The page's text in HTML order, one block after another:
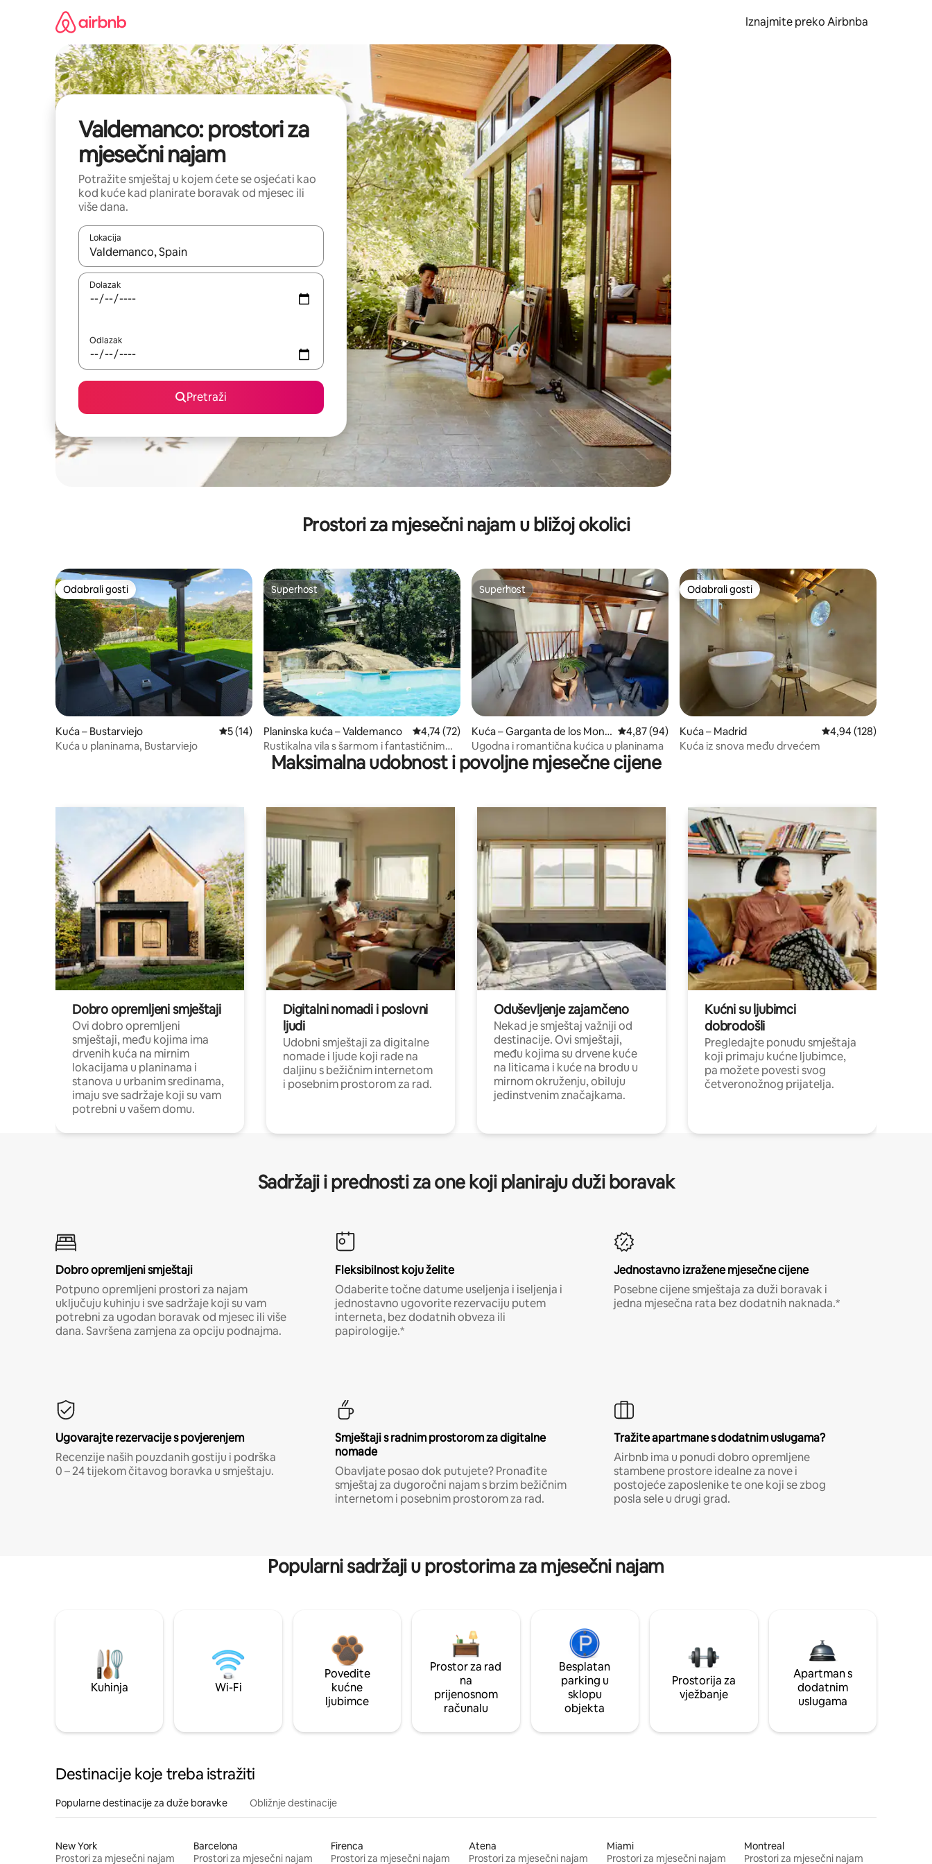
Iznajmite preko Airbnba
Valdemanco: prostori za
mjesečni najam
Potražite smještaj u kojem ćete se osjećati kao
kod kuće kad planirate boravak od mjesec ili
više dana.
Lokacija
Kada budu dostupni rezultati, moći ćete ih pregledati koristeći se strelicama prema gore i prema dolje, kao i dodirom ili prelaskom prstom po zaslonu.
Dolazak
Odlazak
Pretraži
Prostori za mjesečni najam u bližoj okolici
Odabrali gosti
Odabrali gosti
Kuća – Bustarviejo Prosječna ocjena: 5/5, recenzija: 14
5 (14)
Kuća u planinama, Bustarviejo
Superhost
Superhost
Planinska kuća – Valdemanco Prosječna ocjena: 4,74/5, recenzija: 72
4,74 (72)
Rustikalna vila s šarmom i fantastičnim
vrtom
Superhost
Superhost
Kuća – Garganta de los Mont
es
Prosječna ocjena: 4,87/5, recenzija: 94
4,87 (94)
Ugodna i romantična kućica u planinama
Odabrali gosti
Odabrali gosti
Kuća – Madrid Prosječna ocjena:
4,94 (128)
Kuća iz snova među drvećem
Maksimalna udobnost i povoljne mjesečne cijene
Dobro opremljeni smještaji
Ovi dobro opremljeni
smještaji, među kojima ima
drvenih kuća na mirnim
lokacijama u planinama i
stanova u urbanim sredinama,
imaju sve sadržaje koji su vam
potrebni u vašem domu.
Digitalni nomadi i poslovni
ljudi
Udobni smještaji za digitalne
nomade i ljude koji rade na
daljinu s bežičnim internetom
i posebnim prostorom za rad.
Oduševljenje zajamčeno
Nekad je smještaj važniji od
destinacije. Ovi smještaji,
među kojima su drvene kuće
na liticama i kuće na brodu u
mirnom okruženju, obiluju
jedinstvenim značajkama.
Kućni su ljubimci
dobrodošli
Pregledajte ponudu smještaja
koji primaju kućne ljubimce,
pa možete povesti svog
četveronožnog prijatelja.
Sadržaji i prednosti za one koji planiraju duži boravak
Dobro opremljeni smještaji
Potpuno opremljeni prostori za najam
uključuju kuhinju i sve sadržaje koji su vam
potrebni za ugodan boravak od mjesec ili više
dana. Savršena zamjena za opciju podnajma.
Fleksibilnost koju želite
Odaberite točne datume useljenja i iseljenja i
jednostavno ugovorite rezervaciju putem
interneta, bez dodatnih obveza ili
papirologije.*
Jednostavno izražene mjesečne cijene
Posebne cijene smještaja za duži boravak i
jedna mjesečna rata bez dodatnih naknada.*
Ugovarajte rezervacije s povjerenjem
Recenzije naših pouzdanih gostiju i podrška
0 – 24 tijekom čitavog boravka u smještaju.
Smještaji s radnim prostorom za digitalne
nomade
Obavljate posao dok putujete? Pronađite
smještaj za dugoročni najam s brzim bežičnim
internetom i posebnim prostorom za rad.
Tražite apartmane s dodatnim uslugama?
Airbnb ima u ponudi dobro opremljene
stambene prostore idealne za nove i
postojeće zaposlenike te one koji se zbog
posla sele u drugi grad.
Popularni sadržaji u prostorima za mjesečni najam
Kuhinja Wi-Fi
Povedite
kućne
ljubimce
Prostor za rad
na
prijenosnom
računalu
Besplatan
parking u
sklopu
objekta
Prostorija za
vježbanje
Apartman s
dodatnim
uslugama
Destinacije koje treba istražiti
Popularne destinacije za duže boravke Obližnje destinacije
New York
Prostori za mjesečni najam
Barcelona
Prostori za mjesečni najam
Firenca
Prostori za mjesečni najam
Atena
Prostori za mjesečni najam
Miami
Prostori za mjesečni najam
Montreal
Prostori za mjesečni najam